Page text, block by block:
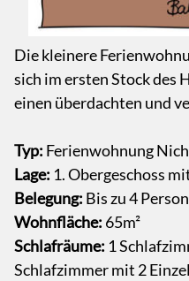
Die kleinere
sich im ersten Stock des
einen überdachten und
Typ: Ferienwohnung
Lage: 1. Obergeschoss
Belegung: Bis zu 4
Wohnfläche: 65m²
Schlafräume: 1
Schlafzimmer mit 2